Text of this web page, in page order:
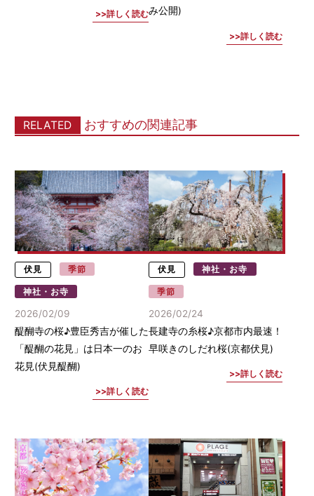
詳しく読むみ公開)
詳しく読む
RELATED おすすめの関連記事
伏見 季節
神社・お寺
2026/02/09
醍醐寺の桜♪豊臣秀吉が催した
「醍醐の花見」は日本一のお
花見(伏見醍醐)
詳しく読む
伏見 神社・お寺
季節
2026/02/24
長建寺の糸桜♪京都市内最速！
早咲きのしだれ桜(京都伏見)
詳しく読む